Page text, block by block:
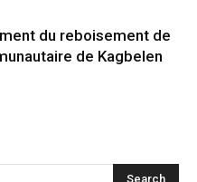
du reboisement de
de Kagbelen